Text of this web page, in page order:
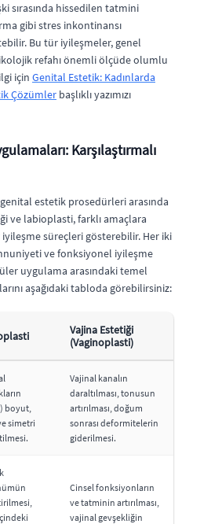
sırasında hissedilen tatmini
gibi stres inkontinansı
Bu tür iyileşmeler, genel
refahı önemli ölçüde olumlu
için Genital Estetik: Kadınlarda
Çözümler başlıklı yazımızı
Karşılaştırmalı
estetik prosedürleri arasında
ve labioplasti, farklı amaçlara
süreçleri gösterebilir. Her iki
ve fonksiyonel iyileşme
uygulama arasındaki temel
aşağıdaki tabloda görebilirsiniz:
Vajina Estetiği
(Vaginoplasti)
boyut,
simetri
Vajinal kanalın
daraltılması, tonusun
artırılması, doğum
sonrası deformitelerin
giderilmesi.
Cinsel fonksiyonların
ve tatminin artırılması,
vajinal gevşekliğin